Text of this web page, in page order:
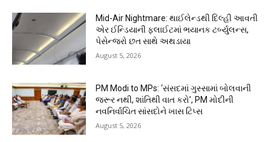
Mid-Air Nightmare: થાઈલેન્ડથી દિલ્હી આવતી
એર ઈન્ડિયાની ફ્લાઈટમાં ભયાનક ટર્બ્યુલન્સ,
પેસેન્જરો છત સાથે અથડાયા
August 5, 2026
PM Modi to MPs: ‘સંસદમાં ગુસ્સામાં બોલવાની
જરૂર નથી, શાંતિથી વાત કરો’, PM મોદીની
નવનિર્વાચિત સાંસદોને ખાસ ટિપ્સ
August 5, 2026